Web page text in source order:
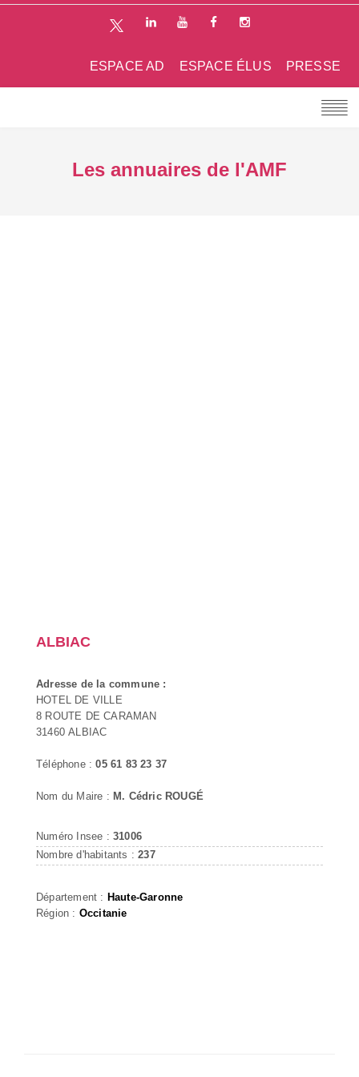
PRESSE
ESPACE ÉLUS
ESPACE AD
Les annuaires de l'AMF
ALBIAC
Adresse de la commune :
HOTEL DE VILLE
8 ROUTE DE CARAMAN
31460 ALBIAC
Téléphone :05 61 83 23 37
Nom du Maire : M. Cédric ROUGÉ
Numéro Insee : 31006
Nombre d'habitants :237
Département : Haute-Garonne
Région : Occitanie